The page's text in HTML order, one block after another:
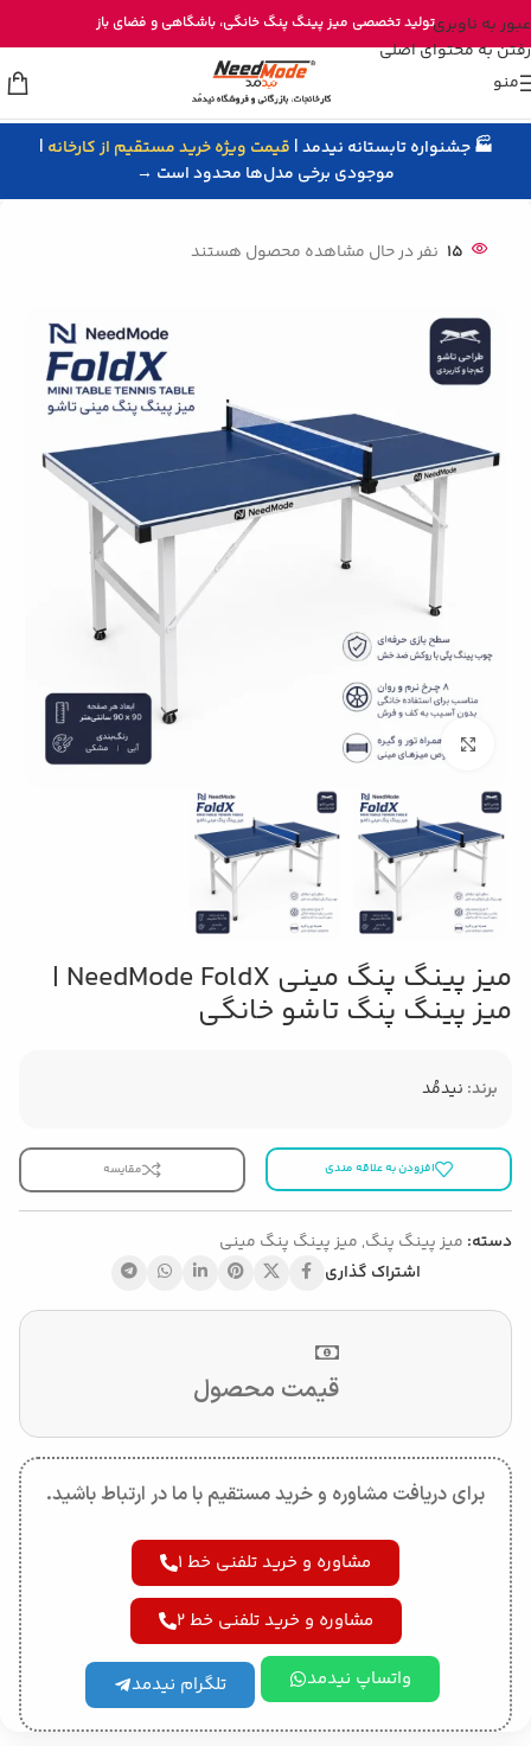
عبور به ناوبری
رفتن به محتوای اصلی
خرید مستقیم میز پینگ پنگ از تولیدی نیدمد
تولید تخصصی میز پینگ پنگ خانگی، باشگاهی و فضای باز
منو
🏭 جشنواره تابستانه نیدمد | قیمت ویژه خرید مستقیم از کارخانه |
موجودی برخی مدل‌ها محدود است →میز پینگ پنگ/میز پینگ پنگ مینی
15 نفر در حال مشاهده محصول هستند
بزرگنمایی تصویر
میز پینگ پنگ مینی NeedMode FoldX |
میز پینگ پنگ تاشو خانگی
برند: نیدمُد
افزودن به علاقه مندی مقایسه
دسته: میز پینگ پنگ, میز پینگ پنگ مینی
اشتراک گذاری
قیمت محصول
برای دریافت مشاوره و خرید مستقیم با ما در ارتباط باشید.
مشاوره و خرید تلفنی خط 1
مشاوره و خرید تلفنی خط 2
واتساپ نیدمد تلگرام نیدمد